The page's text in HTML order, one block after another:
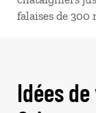
falaises de 300
Idées